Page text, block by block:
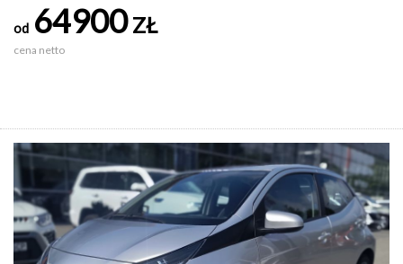
od 64900ZŁ
cena netto